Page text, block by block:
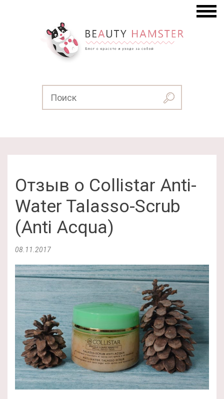
Отзыв о Collistar Anti-
Water Talasso-Scrub
(Anti Acqua)
08.11.2017